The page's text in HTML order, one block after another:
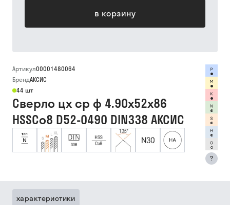
в корзину
Артикул00001480064
БрендАКСИС
44 шт
Сверло цх ср ф 4.90х52х86
HSSCo8 D52-0490 DIN338 АКСИС
?
характеристики